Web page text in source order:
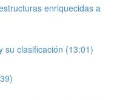
enriquecidas a
su clasificación (13:01)